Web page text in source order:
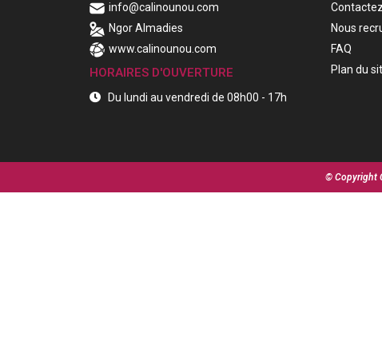
info@calinounou.com
Ngor Almadies
www.calinounou.com
HORAIRES D'OUVERTURE
Du lundi au vendredi de 08h00 - 17h
Nous
FAQ
Plan du
© Copyright